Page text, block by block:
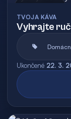
TVOJA KÁVA
Vyhrajte
Ukončené 22. 3.